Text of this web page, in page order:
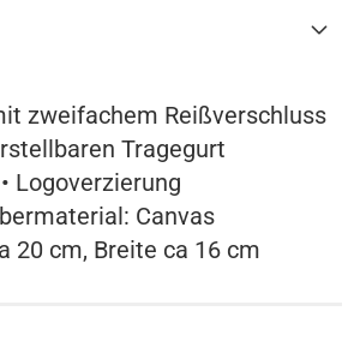
zweifachem Reißverschluss
Tragegurt
• Logoverzierung
Canvas
20 cm, Breite ca 16 cm